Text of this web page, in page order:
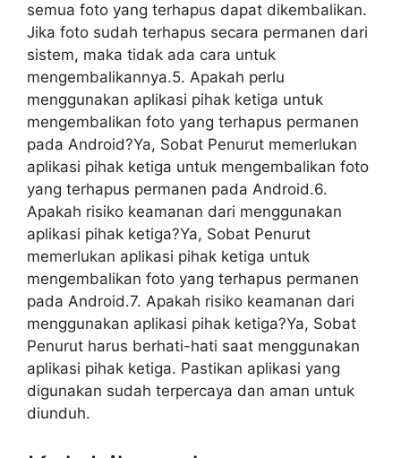
semua foto yang terhapus dapat dikembalikan.
Jika foto sudah terhapus secara permanen dari
sistem, maka tidak ada cara untuk
mengembalikannya.5. Apakah perlu
menggunakan aplikasi pihak ketiga untuk
mengembalikan foto yang terhapus permanen
pada Android?Ya, Sobat Penurut memerlukan
aplikasi pihak ketiga untuk mengembalikan foto
yang terhapus permanen pada Android.6.
Apakah risiko keamanan dari menggunakan
aplikasi pihak ketiga?Ya, Sobat Penurut
memerlukan aplikasi pihak ketiga untuk
mengembalikan foto yang terhapus permanen
pada Android.7. Apakah risiko keamanan dari
menggunakan aplikasi pihak ketiga?Ya, Sobat
Penurut harus berhati-hati saat menggunakan
aplikasi pihak ketiga. Pastikan aplikasi yang
digunakan sudah terpercaya dan aman untuk
diunduh.